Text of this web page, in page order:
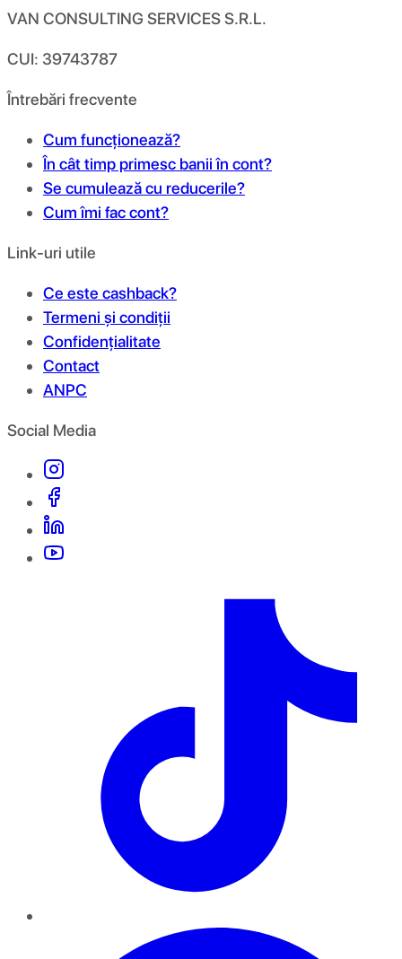
VAN CONSULTING SERVICES S.R.L.
CUI: 39743787
Întrebări frecvente
Cum funcționează?
În cât timp primesc banii în cont?
Se cumulează cu reducerile?
Cum îmi fac cont?
Link-uri utile
Ce este cashback?
Termeni și condiții
Confidențialitate
Contact
ANPC
Social Media